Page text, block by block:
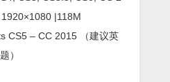
|118M
CS5 – CC 2015 （建议英
）